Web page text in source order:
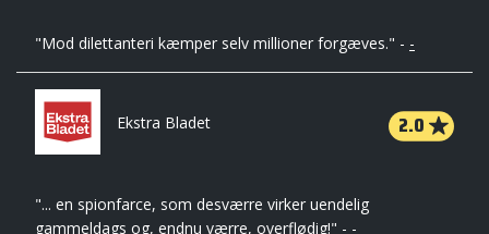
"Mod dilettanteri kæmper selv millioner forgæves." - -
Ekstra Bladet 2.0
"... en spionfarce, som desværre virker uendelig
gammeldags og, endnu værre, overflødig!" - -